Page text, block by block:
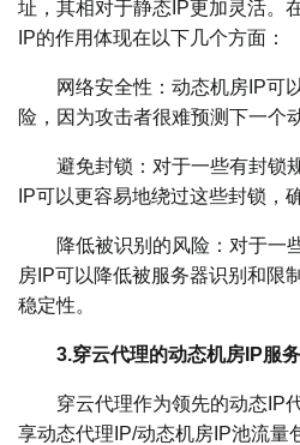
址，其相对于静态IP更加灵活。
IP的作用体现在以下几个方面：
网络安全性：动态机房IP可
险，因为攻击者很难预测下一个
避免封锁：对于一些有封锁
IP可以更容易地绕过这些封锁，
降低被识别的风险：对于一
房IP可以降低被服务器识别和限
稳定性。
3.穿云代理的动态机房IP服务
穿云代理作为领先的动态IP代
享动态代理IP/动态机房IP池流量